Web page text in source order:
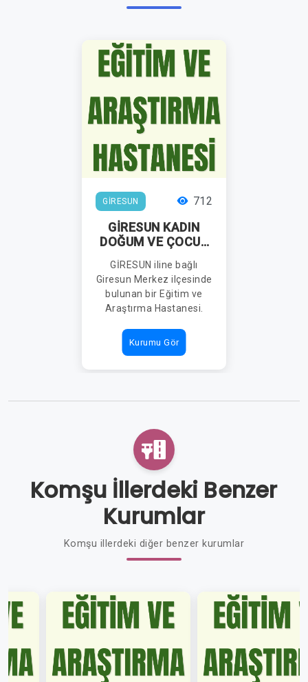
GİRESUN 712
GİRESUN KADIN
DOĞUM VE ÇOCUK
EĞİTİM VE
ARAŞTIRMA
HASTANESİ
GİRESUN iline bağlı
Giresun Merkez ilçesinde
bulunan bir Eğitim ve
Araştırma Hastanesi.
Kurumu Gör
Komşu İllerdeki Benzer
Kurumlar
Komşu illerdeki diğer benzer kurumlar